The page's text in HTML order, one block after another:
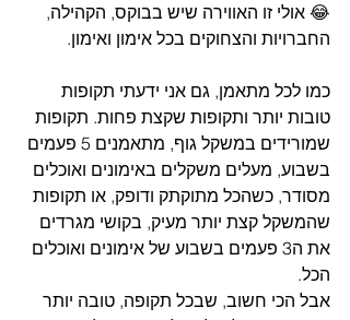
😂 אולי זו האווירה שיש בבוקס, הקהילה,
החברויות והצחוקים בכל אימון ואימון.
כמו לכל מתאמן, גם אני ידעתי תקופות
טובות יותר ותקופות שקצת פחות. תקופות
שמורידים במשקל גוף, מתאמנים 5 פעמים
בשבוע, מעלים משקלים באימונים ואוכלים
מסודר, כשהכל מתוקתק ודופק, או תקופות
שהמשקל קצת יותר מעיק, בקושי מגרדים
את ה3 פעמים בשבוע של אימונים ואוכלים
הכל.
אבל הכי חשוב, שבכל תקופה, טובה יותר